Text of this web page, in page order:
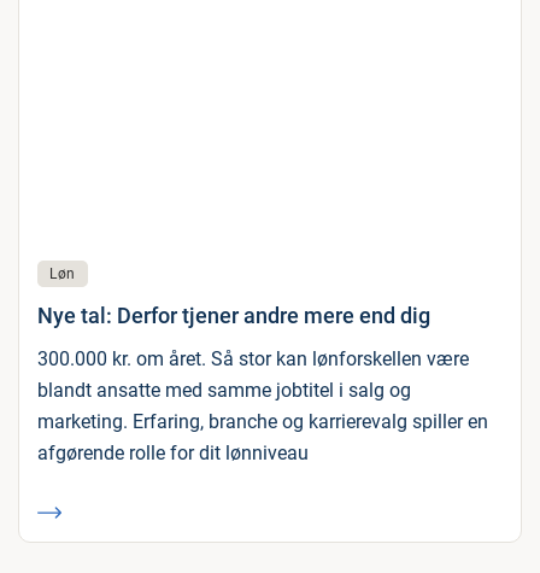
Løn
Nye tal: Derfor tjener andre mere end dig
300.000 kr. om året. Så stor kan lønforskellen være
blandt ansatte med samme jobtitel i salg og
marketing. Erfaring, branche og karrierevalg spiller en
afgørende rolle for dit lønniveau